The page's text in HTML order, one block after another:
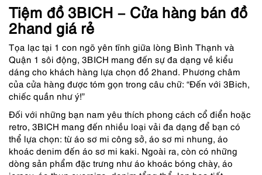
Tiệm đồ 3BICH – Cửa hàng bán đồ
2hand giá rẻ
Tọa lạc tại 1 con ngõ yên tĩnh giữa lòng Bình Thạnh và
Quận 1 sôi động, 3BICH mang đến sự đa dạng về kiểu
dáng cho khách hàng lựa chọn đồ 2hand. Phương châm
của cửa hàng được tóm gọn trong câu chữ: “Đến với 3Bich,
chiếc quần như ý!”
Đối với những bạn nam yêu thích phong cách cổ điển hoặc
retro, 3BICH mang đến nhiều loại vải đa dạng để bạn có
thể lựa chọn: từ áo sơ mi công sở, áo sơ mi nhung, áo
khoác denim đến áo sơ mi kaki. Ngoài ra, còn có những
dòng sản phẩm đặc trưng như áo khoác bóng chày, áo